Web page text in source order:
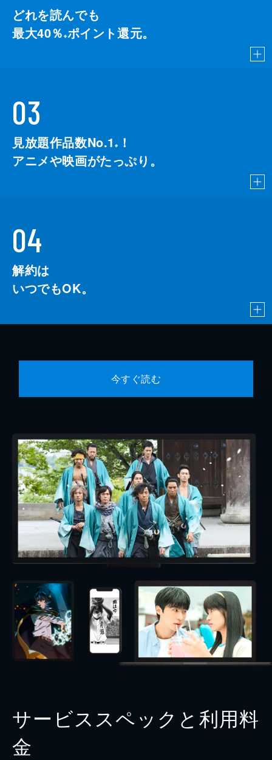
どれを読んでも
最大40％ ※ポイント還元。
03
見放題作品数No.1 ※
！
アニメや映画がたっぷり。
04
解約は
いつでもOK。
今すぐ読む
サービススペックと利用料
金